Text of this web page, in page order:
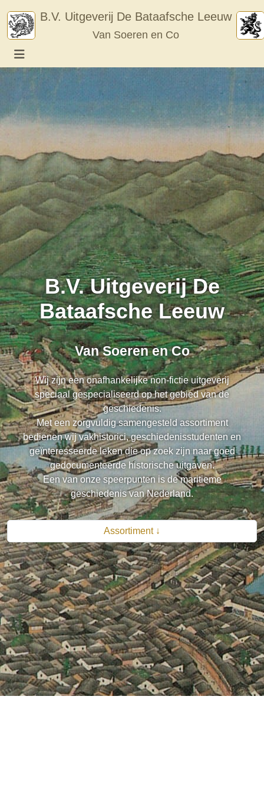
content
B.V. Uitgeverij De Bataafsche Leeuw
Van Soeren en Co
B.V. Uitgeverij De
Bataafsche Leeuw
Van Soeren en Co
Wij zijn een onafhankelijke non-fictie uitgeverij
speciaal gespecialiseerd op het gebied van de
geschiedenis.
Met een zorgvuldig samengesteld assortiment
bedienen wij vakhistorici, geschiedenisstudenten en
geïnteresseerde leken die op zoek zijn naar goed
gedocumenteerde historische uitgaven.
Een van onze speerpunten is de maritieme
geschiedenis van Nederland.
Assortiment ↓